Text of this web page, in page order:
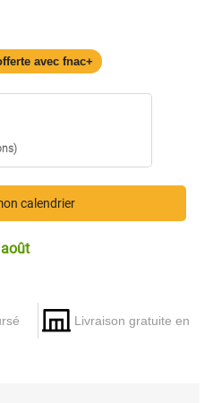
avec fnac+
calendrier
Livraison gratuite en